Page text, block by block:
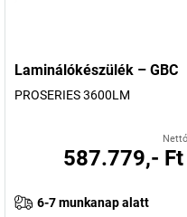
Laminálókészülék – GBC
PROSERIES 3600LM
Nettó
587.779,- Ft
6-7 munkanap alatt